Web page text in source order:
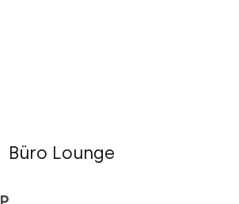
Büro Lounge
überspringen